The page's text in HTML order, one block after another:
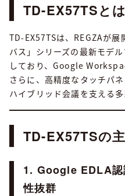
TD-EX57TSと
TD-EX57TSは、REGZAが
バス」シリーズの最新モデ
しており、Google
さらに、高精度なタッチパ
ハイブリッド会議を支える
TD-EX57TSの
1. Google EDLA認
性抜群